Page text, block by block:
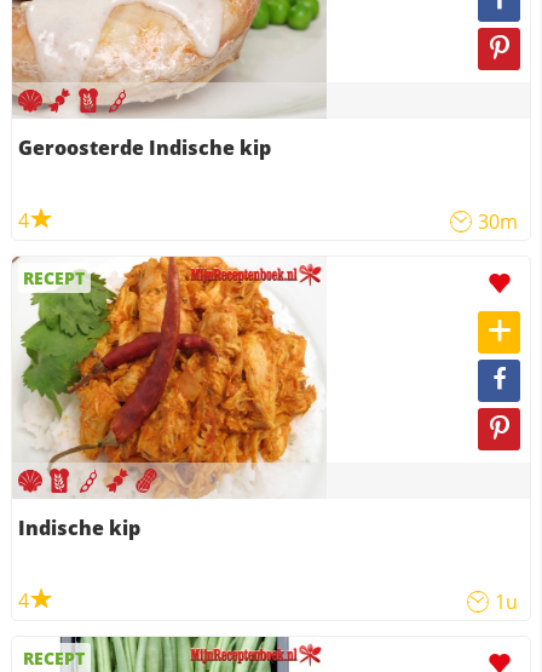
Geroosterde Indische kip
4 30m
RECEPT
Indische kip
4 1u
RECEPT